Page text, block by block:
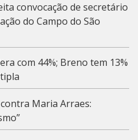
convocação de secretário
do Campo do São
com 44%; Breno tem 13%
Maria Arraes: